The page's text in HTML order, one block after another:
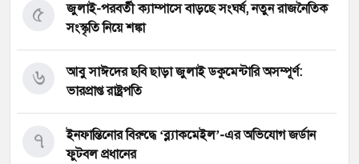
জুলাই-পরবর্তী ক্যাম্পাসে বাড়ছে সংঘর্ষ, নতুন রাজনৈতিক
সংস্কৃতি নিয়ে শঙ্কা
৫
আবু সাঈদের ছবি ছাড়া জুলাই ডকুমেন্টারি অসম্পূর্ণ:
ভারপ্রাপ্ত রাষ্ট্রপতি
৬
ইনফান্তিনোর বিরুদ্ধে ‘ব্ল্যাকমেইল’-এর অভিযোগ জর্ডান
ফুটবল প্রধানের
৭